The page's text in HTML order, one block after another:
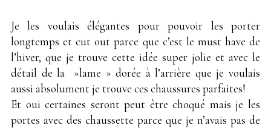
Je les voulais élégantes pour pouvoir les porter
longtemps et cut out parce que c’est le must have de
l’hiver, que je trouve cette idée super jolie et avec le
détail de la »lame » dorée à l’arrière que je voulais
aussi absolument je trouve ces chaussures parfaites!
Et oui certaines seront peut être choqué mais je les
portes avec des chaussette parce que je n’avais pas de